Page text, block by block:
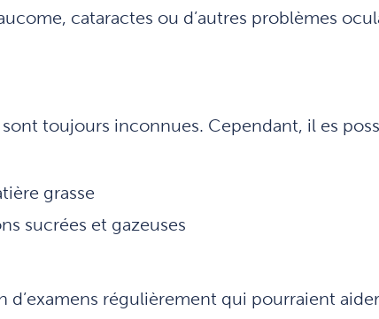
cataractes ou d’autres problèmes
toujours inconnues. Cependant, il es
grasse
sucrées et gazeuses
d’examens régulièrement qui pourraient